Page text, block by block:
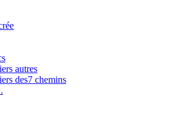
autres
des7 chemins